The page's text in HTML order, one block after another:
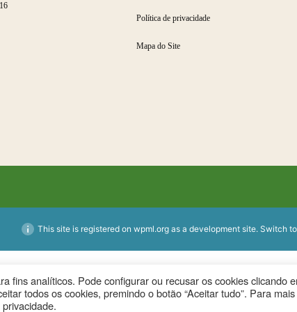
Política de privacidade
Mapa do Site
fins analíticos. Pode configurar ou recusar os cookies clicando
todos os cookies, premindo o botão “Aceitar tudo”. Para mais
This site is registered on wpml.orgas a development site. Switch